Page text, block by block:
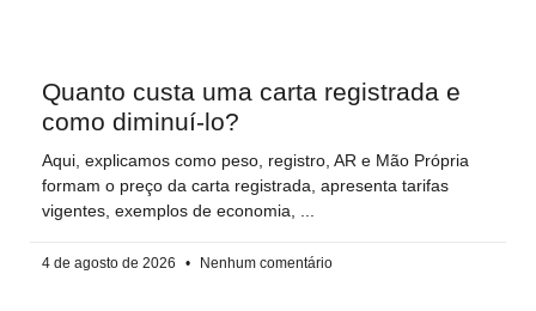
Quanto custa uma carta registrada e
como diminuí-lo?
Aqui, explicamos como peso, registro, AR e Mão Própria
formam o preço da carta registrada, apresenta tarifas
vigentes, exemplos de economia,
4 de agosto de 2026 Nenhum comentário